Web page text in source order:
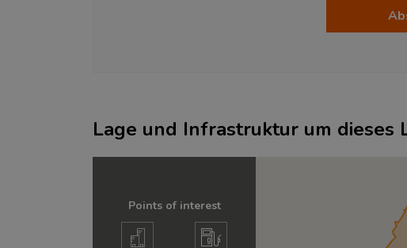
Lage und Infrastruktur um dieses
Points of interest